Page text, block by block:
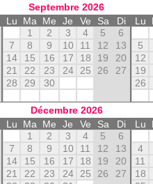
Septembre 2026
Lu
Ma Me Je Ve Sa
Di
1
2 3 4 5
6
7
8 9 10 11 12
13
14
15 16 17 18 19
20
21
22 23 24 25 26
27
28
29 30
Lu
5
12
19
26
Décembre 2026
Lu
Ma Me Je Ve Sa
Di
1
2 3 4 5
6
7
8 9 10 11 12
13
14
15 16 17 18 19
20
21
22 23 24 25 26
27
Lu
4
11
18